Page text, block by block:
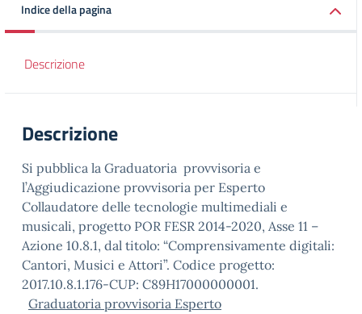
Indice della pagina
Descrizione
Descrizione
Si pubblica la Graduatoria provvisoria e
l’Aggiudicazione provvisoria per Esperto
Collaudatore delle tecnologie multimediali e
musicali, progetto POR FESR 2014-2020, Asse 11 –
Azione 10.8.1, dal titolo: “Comprensivamente digitali:
Cantori, Musici e Attori”. Codice progetto:
2017.10.8.1.176-CUP: C89H17000000001.
Graduatoria provvisoria Esperto